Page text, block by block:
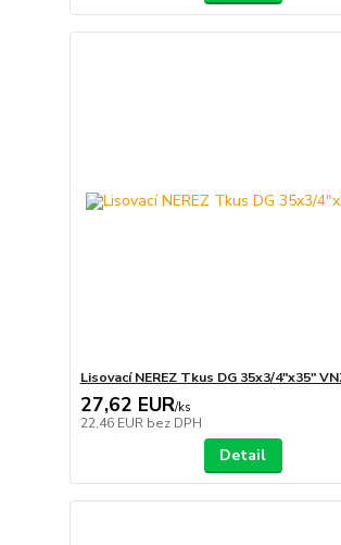
Lisovací NEREZ Tkus DG 35x3/4"x35"
27,62 EUR/ks
22,46 EUR bez DPH
Detail